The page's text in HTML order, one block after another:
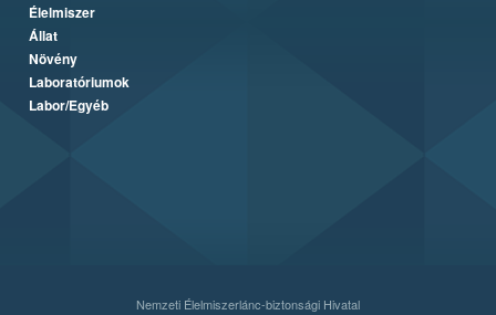
Élelmiszer
Állat
Növény
Laboratóriumok
Labor/Egyéb
Nemzeti Élelmiszerlánc-biztonsági Hivatal